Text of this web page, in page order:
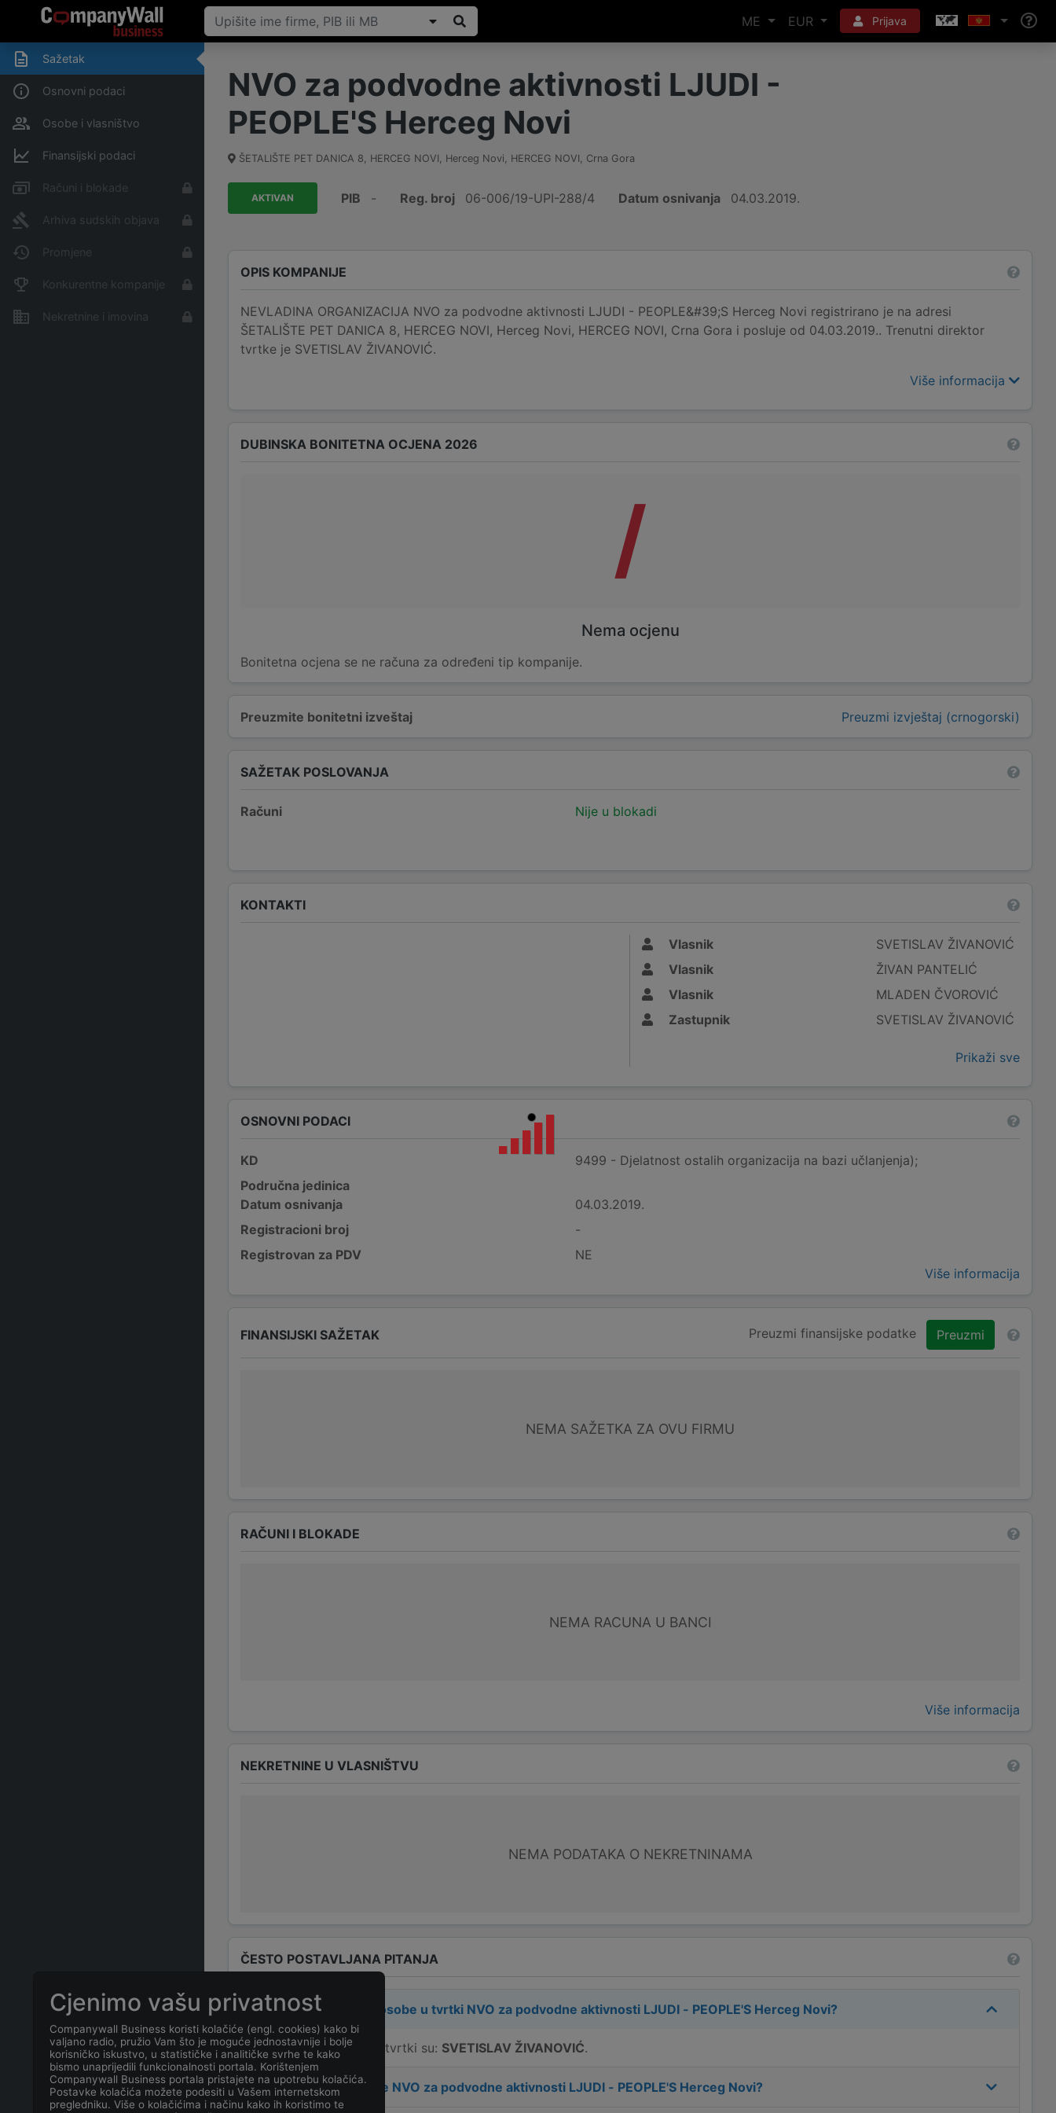
ME EUR Prijava
Sažetak
Osnovni podaci
Osobe i vlasništvo
Finansijski podaci
Računi i blokade
Arhiva sudskih objava
Promjene
Konkurentne kompanije
Nekretnine i imovina
NVO za podvodne aktivnosti LJUDI -
PEOPLE'S Herceg Novi
ŠETALIŠTE PET DANICA 8, HERCEG NOVI, Herceg Novi, HERCEG NOVI, Crna Gora
AKTIVAN PIB - Reg. broj 06-006/19-UPI-288/4 Datum osnivanja 04.03.2019.
OPIS KOMPANIJE
NEVLADINA ORGANIZACIJA NVO za podvodne aktivnosti LJUDI - PEOPLE&#39;S Herceg Novi registrirano je na adresi
ŠETALIŠTE PET DANICA 8, HERCEG NOVI, Herceg Novi, HERCEG NOVI, Crna Gora i posluje od 04.03.2019.. Trenutni direktor
tvrtke je SVETISLAV ŽIVANOVIĆ.
Više informacija
Preuzmite bonitetni izveštaj Preuzmi izvještaj (crnogorski)
DUBINSKA BONITETNA OCJENA 2026
/
Nema ocjenu
Bonitetna ocjena se ne računa za određeni tip kompanije.
SAŽETAK POSLOVANJA
Računi Nije u blokadi
KONTAKTI
Vlasnik
SVETISLAV ŽIVANOVIĆ
Vlasnik
ŽIVAN PANTELIĆ
Vlasnik
MLADEN ČVOROVIĆ
Zastupnik
SVETISLAV ŽIVANOVIĆ
Prikaži sve
OSNOVNI PODACI
KD
9499 - Djelatnost ostalih organizacija na bazi učlanjenja);
Područna jedinica
Datum osnivanja
04.03.2019.
Registracioni broj
-
Registrovan za PDV
NE
Više informacija
FINANSIJSKI SAŽETAK Preuzmi finansijske podatke Preuzmi
NEMA SAŽETKA ZA OVU FIRMU
RAČUNI I BLOKADE
NEMA RACUNA U BANCI
Više informacija
NEKRETNINE U VLASNIŠTVU
NEMA PODATAKA O NEKRETNINAMA
ČESTO POSTAVLJANA PITANJA
Tko su odgovorne osobe u tvrtki NVO za podvodne aktivnosti LJUDI - PEOPLE'S Herceg Novi?
Odgovorne osobe u tvrtki su: SVETISLAV ŽIVANOVIĆ.
Koja je adresa tvrtke NVO za podvodne aktivnosti LJUDI - PEOPLE'S Herceg Novi?
Cjenimo vašu privatnost
Companywall Business koristi kolačiće (engl. cookies) kako bi
valjano radio, pružio Vam što je moguće jednostavnije i bolje
korisničko iskustvo, u statističke i analitičke svrhe te kako
bismo unaprijedili funkcionalnosti portala. Korištenjem
Companywall Business portala pristajete na upotrebu kolačića.
Postavke kolačića možete podesiti u Vašem internetskom
pregledniku. Više o kolačićima i načinu kako ih koristimo te